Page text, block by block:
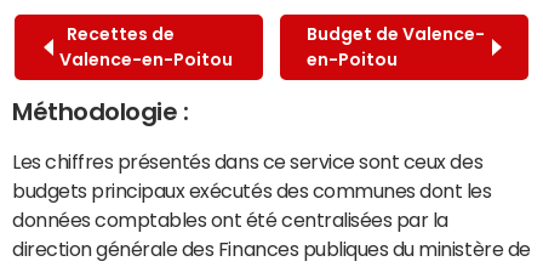
Recettes de
Valence-en-Poitou
Budget de Valence-
en-Poitou
Méthodologie :
Les chiffres présentés dans ce service sont ceux des
budgets principaux exécutés des communes dont les
données comptables ont été centralisées par la
direction générale des Finances publiques du ministère de